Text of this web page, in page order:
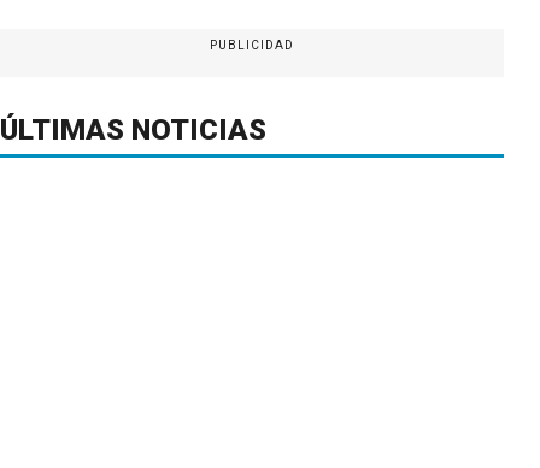
PUBLICIDAD
ÚLTIMAS NOTICIAS